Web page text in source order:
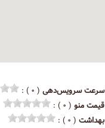
سرعت سرویس‌دهی ( ۰ ) :
قیمت منو ( ۰ ) :
بهداشت ( ۰ ) :